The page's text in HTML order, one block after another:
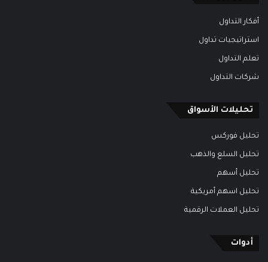
أفكار التداول
استراتيجيات تداول
تعلم التداول
شركات التداول
تحليلات الأسواق
تحليل فوركس
تحليل السلع والذهب
تحليل أسهم
تحليل اسهم أمريكية
تحليل العملات الرقمية
أدوات